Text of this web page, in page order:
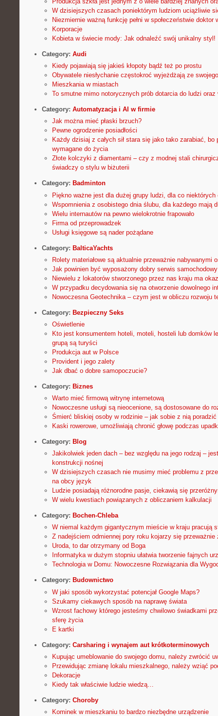
W dzisiejszych czasach poniektórym ludziom uciążliwie
Niezmiernie ważną funkcję pełni w społeczeństwie doktor
Korporacje
Kobieta w świecie mody: Jak odnaleźć swój unikalny styl!
Category: Audi
Kiedy pojawiają się jakieś kłopoty bądź też po prostu
Obywatele niesłychanie częstokroć wyjeżdżają ze
Mieszkania w miastach
To smutne mimo notorycznych prób dotarcia do ludzi oraz
Category: Automatyzacja i AI w firmie
Jak można mieć płaski brzuch?
Pewne ogrodzenie posiadłości
Każdy dzisiaj z całych sił stara się jako tako zarabiać, bo
wymagane do życia
Złote kolczyki z diamentami – czy z modnej stali
świadczy o stylu w biżuterii
Category: Badminton
Piękno ważne jest dla dużej grupy ludzi, dla co niektórych
Wspomnienia z osobistego dnia ślubu, dla każdego mają
Wielu internautów na pewno wielokrotnie frapowało
Firma od przeprowadzek
Usługi księgowe są nader pożądane
Category: BalticaYachts
Rolety materiałowe są aktualnie przeważnie nabywanymi
Jak powinien być wyposażony dobry serwis samochodowy
Niewielu z lokatorów stworzonego przez nas kraju ma
W przypadku decydowania się na otworzenie dowolnego
Nowoczesna Geotechnika – czym jest w obliczu rozwoju
Category: Bezpieczny Seks
Oświetlenie
Kto jest konsumentem hoteli, moteli, hosteli lub domków
grupą są turyści
Produkcja aut w Polsce
Provident i jego zalety
Jak dbać o dobre samopoczucie?
Category: Biznes
Warto mieć firmową witrynę internetową
Nowoczesne usługi są nieocenione, są dostosowane do
Śmierć bliskiej osoby w rodzinie – jak sobie z nią poradzić
Kaski rowerowe, umożliwiają chronić głowę podczas
Category: Blog
Jakikolwiek jeden dach – bez względu na jego rodzaj –
konstrukcji nośnej
W dzisiejszych czasach nie musimy mieć problemu z
na obcy język
Ludzie posiadają różnorodne pasje, ciekawią się
W wielu kwestiach powiązanych z obliczaniem kalkulacji
Category: Bochen-Chleba
W niemal każdym gigantycznym mieście w kraju pracują
Z nadejściem odmiennej pory roku kojarzy się przeważnie
Uroda, to dar otrzymany od Boga
Informatyka w dużym stopniu ułatwia tworzenie fajnych
Technologia w Domu: Nowoczesne Rozwiązania dla
Category: Budownictwo
W jaki sposób wykorzystać potencjał Google Maps?
Szukamy ciekawych sposób na naprawę świata
Wzrost fachowy którego jesteśmy chwilowo świadkami
sferę życia
E kartki
Category: Carsharing i wynajem aut krótkoterminowych
Kupując umeblowanie do swojego domu, należy zwrócić
Przewidując zmianę lokalu mieszkalnego, należy wziąć
Dekoracje
Kiedy tak właściwie ludzie wiedzą…
Category: Choroby
Kominek w mieszkaniu to bardzo niezbędne urządzenie